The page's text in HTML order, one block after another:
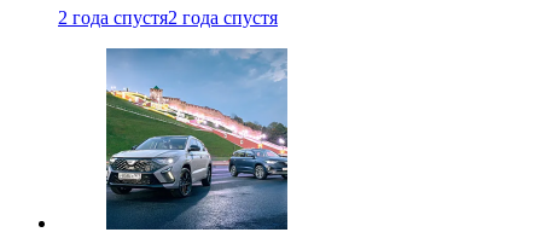
2 года спустя2 года спустя